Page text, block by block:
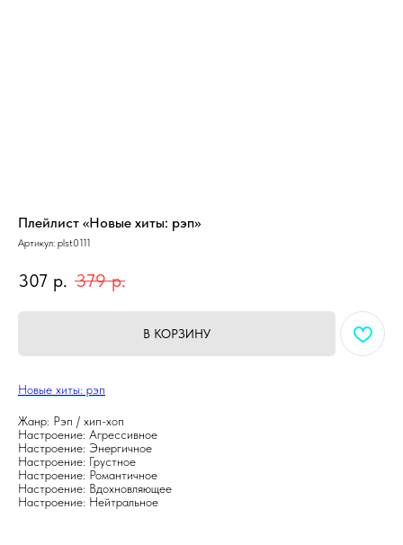
Плейлист «Новые хиты: рэп»
Артикул: plst0111
307 р. 379 р.
В КОРЗИНУ
Новые хиты: рэп
Жанр: Рэп / хип-хоп
Настроение: Агрессивное
Настроение: Энергичное
Настроение: Грустное
Настроение: Романтичное
Настроение: Вдохновляющее
Настроение: Нейтральное